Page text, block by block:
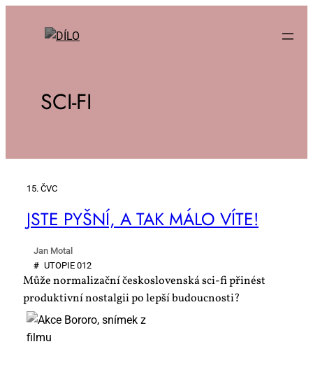
SCI-FI
15. ČVC
JSTE PYŠ­NÍ, A TAK MÁ­LO VÍ­TE!
Jan Motal
# UTO­PIE 012
Může normalizační československá sci-fi přinést
produktivní nostalgii po lepší budoucnosti?